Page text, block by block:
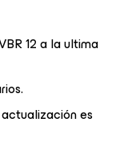
12 a la ultima
es